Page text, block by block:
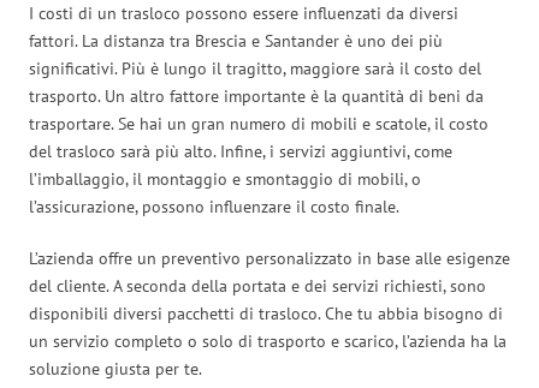
I costi di un trasloco possono essere influenzati da diversi
fattori. La distanza tra Brescia e Santander è uno dei più
significativi. Più è lungo il tragitto, maggiore sarà il costo del
trasporto. Un altro fattore importante è la quantità di beni da
trasportare. Se hai un gran numero di mobili e scatole, il costo
del trasloco sarà più alto. Infine, i servizi aggiuntivi, come
l’imballaggio, il montaggio e smontaggio di mobili, o
l’assicurazione, possono influenzare il costo finale.
L’azienda offre un preventivo personalizzato in base alle esigenze
del cliente. A seconda della portata e dei servizi richiesti, sono
disponibili diversi pacchetti di trasloco. Che tu abbia bisogno di
un servizio completo o solo di trasporto e scarico, l’azienda ha la
soluzione giusta per te.